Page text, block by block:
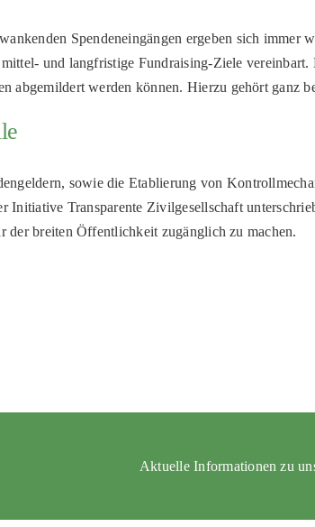
Spendeneingängen ergeben sich
und langfristige Fundraising-Ziele
abgemildert werden können. Hierzu gehört ganz
sowie die Etablierung von
Initiative Transparente Zivilgesellschaft
der breiten Öffentlichkeit zugänglich zu machen.
Aktuelle Informationen zu